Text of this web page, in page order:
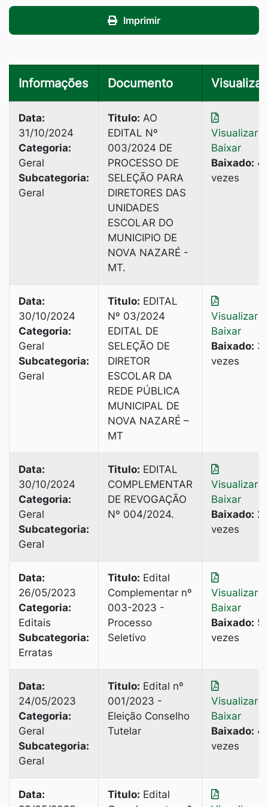
Imprimir
Informações Documento Visualizar
Data:
31/10/2024
Categoria:
Geral
Subcategoria:
Geral
Titulo: AO
EDITAL Nº
003/2024 DE
PROCESSO DE
SELEÇÃO PARA
DIRETORES DAS
UNIDADES
ESCOLAR DO
MUNICIPIO DE
NOVA NAZARÉ -
MT.
Visualizar
Baixar
Baixado: 4
vezes
Data:
30/10/2024
Categoria:
Geral
Subcategoria:
Geral
Titulo: EDITAL
Nº 03/2024
EDITAL DE
SELEÇÃO DE
DIRETOR
ESCOLAR DA
REDE PÚBLICA
MUNICIPAL DE
NOVA NAZARÉ –
MT
Visualizar
Baixar
Baixado: 3
vezes
Data:
30/10/2024
Categoria:
Geral
Subcategoria:
Geral
Titulo: EDITAL
COMPLEMENTAR
DE REVOGAÇÃO
Nº 004/2024.
Visualizar
Baixar
Baixado: 2
vezes
Data:
26/05/2023
Categoria:
Editais
Subcategoria:
Erratas
Titulo: Edital
Complementar nº
003-2023 -
Processo
Seletivo
Visualizar
Baixar
Baixado: 5
vezes
Data:
24/05/2023
Categoria:
Geral
Subcategoria:
Geral
Titulo: Edital nº
001/2023 -
Eleição Conselho
Tutelar
Visualizar
Baixar
Baixado: 4
vezes
Data:
Titulo: Edital